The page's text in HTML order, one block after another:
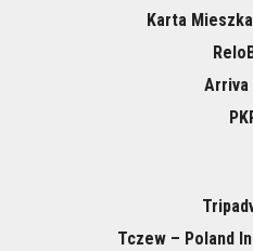
Karta
Arriva
Tczew – Poland In